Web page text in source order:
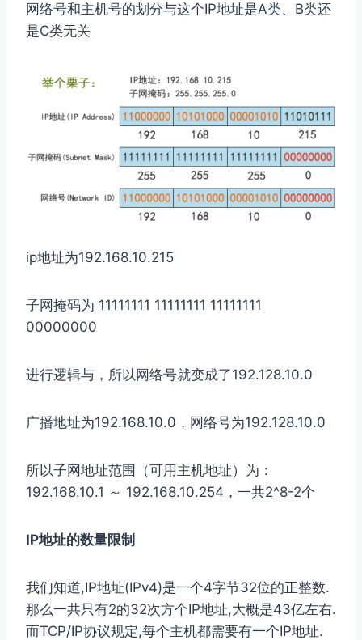
⽹络号和主机号的划分与这个IP地址是A类、B类还
是C类⽆关
ip地址为192.168.10.215
子网掩码为 11111111 11111111 11111111
00000000
进行逻辑与，所以网络号就变成了192.128.10.0
广播地址为192.168.10.0，网络号为192.128.10.0
所以子网地址范围（可用主机地址）为：
192.168.10.1 ～ 192.168.10.254，一共2^8-2个
IP地址的数量限制
我们知道,IP地址(IPv4)是⼀个4字节32位的正整数.
那么⼀共只有2的32次⽅个IP地址,⼤概是43亿左右.
⽽TCP/IP协议规定,每个主机都需要有⼀个IP地址.